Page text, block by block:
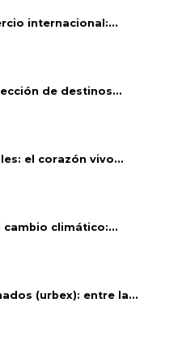
internacional:...
de destinos...
el corazón vivo...
climático:...
(urbex): entre la...